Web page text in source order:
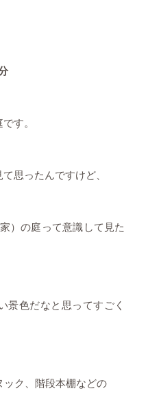
す。
思ったんですけど、
）の庭って意識して見た
景色だなと思ってすごく
ク、階段本棚などの